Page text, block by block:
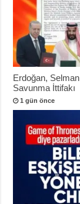
Erdoğan,
Savunma İttifakı
1 gün önce